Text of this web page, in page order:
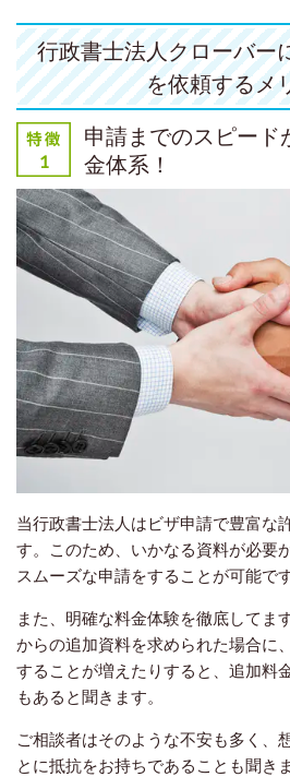
行政書士法人クローバー
を依頼するメ
申請までのスピード
金体系！
当行政書士法人はビザ申請で豊富な
す。このため、いかなる資料が必要
スムーズな申請をすることが可能です
また、明確な料金体験を徹底してま
からの追加資料を求められた場合に
することが増えたりすると、追加料
もあると聞きます。
ご相談者はそのような不安も多く、
とに抵抗をお持ちであることも聞きま